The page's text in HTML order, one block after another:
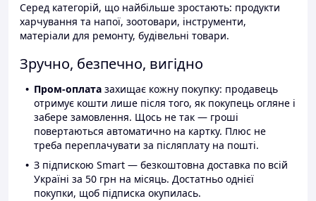
Серед категорій, що найбільше зростають: продукти
харчування та напої, зоотовари, інструменти,
матеріали для ремонту, будівельні товари.
Зручно, безпечно, вигідно
Пром-оплата захищає кожну покупку: продавець
отримує кошти лише після того, як покупець огляне і
забере замовлення. Щось не так — гроші
повертаються автоматично на картку. Плюс не
треба переплачувати за післяплату на пошті.
З підпискою Smart — безкоштовна доставка по всій
Україні за 50 грн на місяць. Достатньо однієї
покупки, щоб підписка окупилась.